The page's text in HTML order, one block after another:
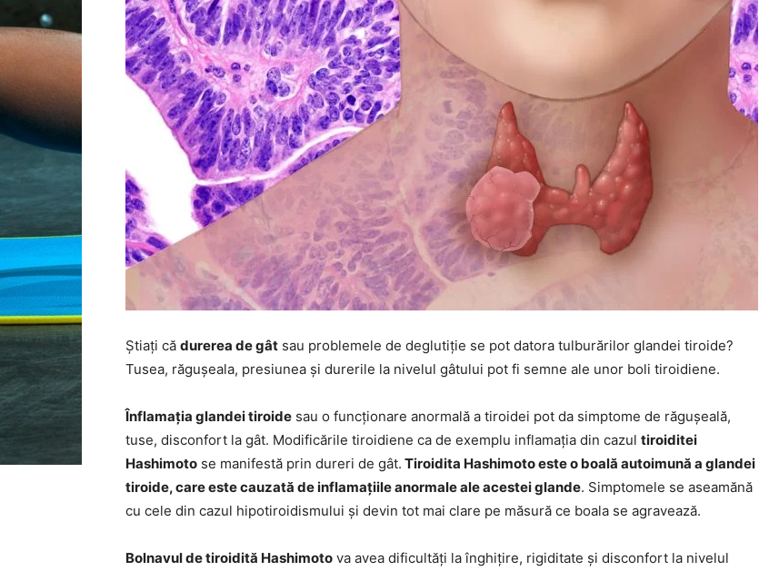
Știați că durerea de gât sau problemele de deglutiție se pot datora tulburărilor glandei tiroide?
Tusea, răgușeala, presiunea și durerile la nivelul gâtului pot fi semne ale unor boli tiroidiene.
Înflamația glandei tiroide sau o funcționare anormală a tiroidei pot da simptome de răgușeală,
tuse, disconfort la gât. Modificările tiroidiene ca de exemplu inflamația din cazul tiroiditei
Hashimoto se manifestă prin dureri de gât. Tiroidita Hashimoto este o boală autoimună a glandei
tiroide, care este cauzată de inflamațiile anormale ale acestei glande. Simptomele se aseamănă
cu cele din cazul hipotiroidismului și devin tot mai clare pe măsură ce boala se agravează.
Bolnavul de tiroidită Hashimoto va avea dificultăți la înghițire, rigiditate și disconfort la nivelul